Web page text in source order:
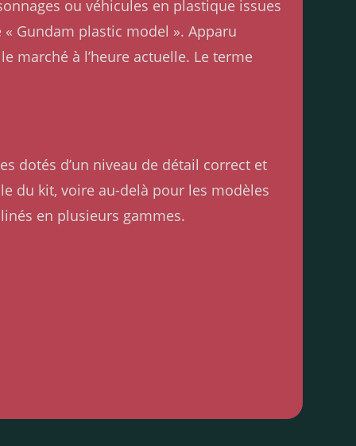
ou véhicules en plastique issues
Gundam plastic model ». Apparu
marché à l’heure actuelle. Le terme
dotés d’un niveau de détail correct et
du kit, voire au-delà pour les modèles
en plusieurs gammes.